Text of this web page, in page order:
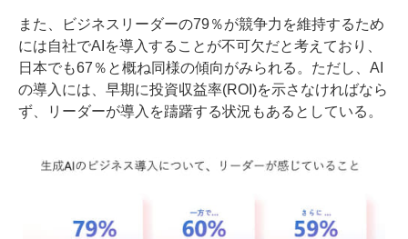
また、ビジネスリーダーの79％が競争力を維持するため
には自社でAIを導入することが不可欠だと考えており、
日本でも67％と概ね同様の傾向がみられる。ただし、AI
の導入には、早期に投資収益率(ROI)を示さなければなら
ず、リーダーが導入を躊躇する状況もあるとしている。